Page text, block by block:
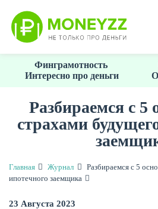
основному
КРЕДИТЫ
Финграмотность
Интересно про деньги
Разбираемся с
страхами
Главная Журнал
Разбираемся с 5
ипотечного заемщика
23 Августа 2023